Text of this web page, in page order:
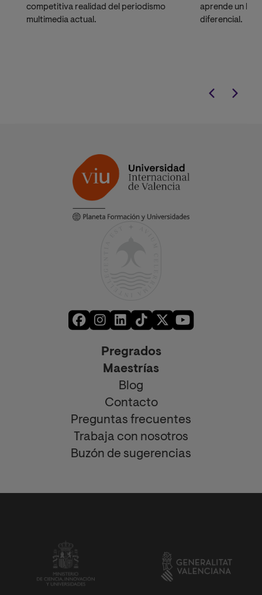
competitiva realidad del periodismo
multimedia actual.
aprende un
diferencial.
Pregrados
Maestrías
Blog
Contacto
Preguntas frecuentes
Trabaja con nosotros
Buzón de sugerencias